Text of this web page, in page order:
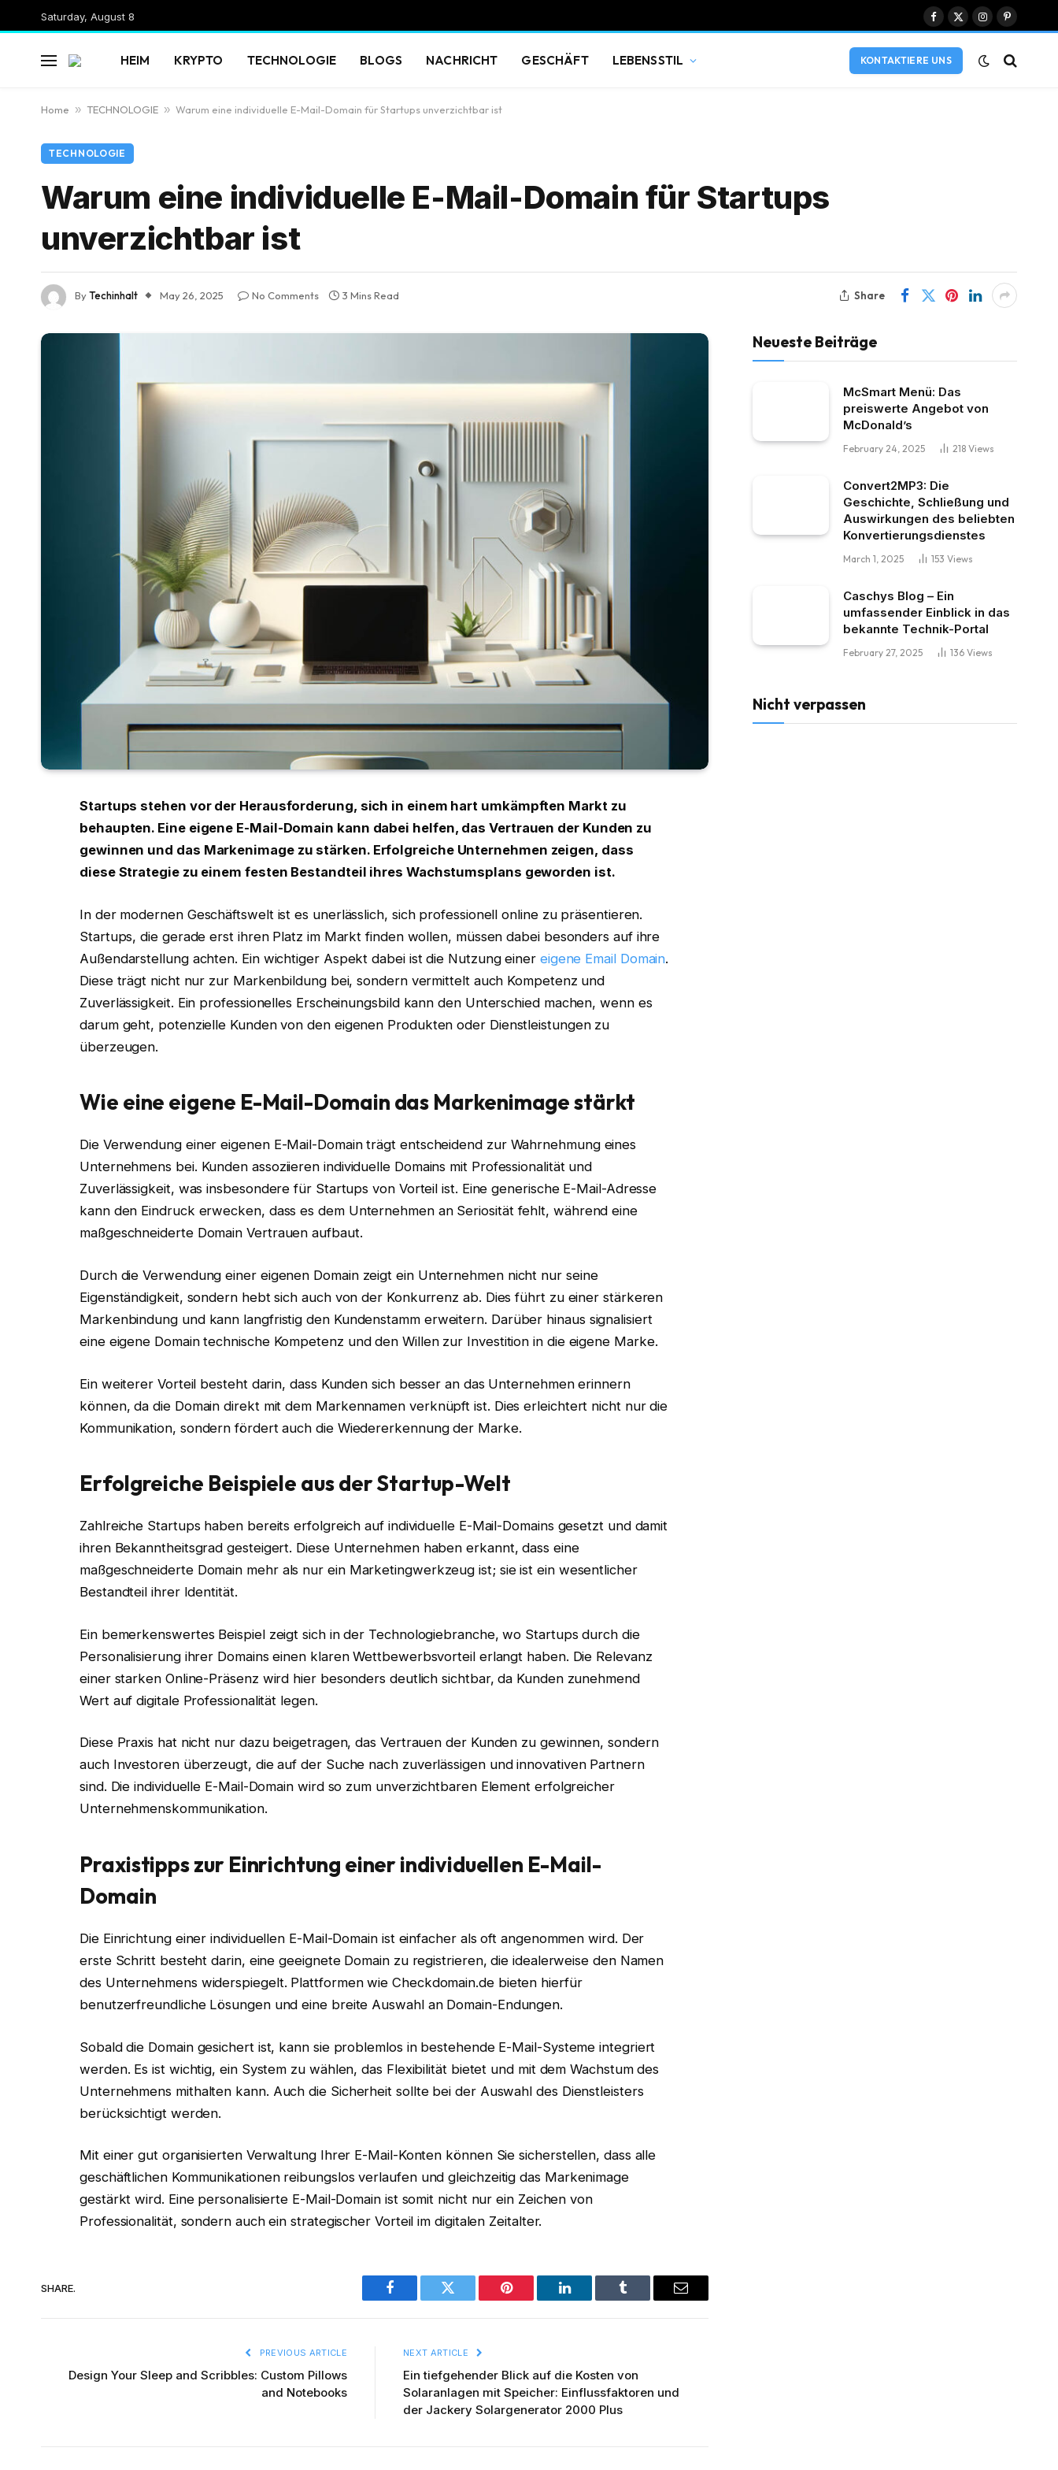
Saturday, August 8
Facebook
X
InstagramPinterest
HEIM KRYPTO TECHNOLOGIE BLOGS NACHRICHT GESCHÄFT LEBENSSTIL KONTAKTIERE UNS
Home » TECHNOLOGIE » Warum eine individuelle E-Mail-Domain für Startups unverzichtbar ist
TECHNOLOGIE
Warum eine individuelle E-Mail-Domain für Startups
unverzichtbar ist
ByTechinhalt May 26, 2025 No Comments 3 Mins Read Share
Startups stehen vor der Herausforderung, sich in einem hart umkämpften Markt zu
behaupten. Eine eigene E-Mail-Domain kann dabei helfen, das Vertrauen der Kunden zu
gewinnen und das Markenimage zu stärken. Erfolgreiche Unternehmen zeigen, dass
diese Strategie zu einem festen Bestandteil ihres Wachstumsplans geworden ist.
In der modernen Geschäftswelt ist es unerlässlich, sich professionell online zu präsentieren.
Startups, die gerade erst ihren Platz im Markt finden wollen, müssen dabei besonders auf ihre
Außendarstellung achten. Ein wichtiger Aspekt dabei ist die Nutzung einer eigene Email Domain.
Diese trägt nicht nur zur Markenbildung bei, sondern vermittelt auch Kompetenz und
Zuverlässigkeit. Ein professionelles Erscheinungsbild kann den Unterschied machen, wenn es
darum geht, potenzielle Kunden von den eigenen Produkten oder Dienstleistungen zu
überzeugen.
Wie eine eigene E-Mail-Domain das Markenimage stärkt
Die Verwendung einer eigenen E-Mail-Domain trägt entscheidend zur Wahrnehmung eines
Unternehmens bei. Kunden assoziieren individuelle Domains mit Professionalität und
Zuverlässigkeit, was insbesondere für Startups von Vorteil ist. Eine generische E-Mail-Adresse
kann den Eindruck erwecken, dass es dem Unternehmen an Seriosität fehlt, während eine
maßgeschneiderte Domain Vertrauen aufbaut.
Durch die Verwendung einer eigenen Domain zeigt ein Unternehmen nicht nur seine
Eigenständigkeit, sondern hebt sich auch von der Konkurrenz ab. Dies führt zu einer stärkeren
Markenbindung und kann langfristig den Kundenstamm erweitern. Darüber hinaus signalisiert
eine eigene Domain technische Kompetenz und den Willen zur Investition in die eigene Marke.
Ein weiterer Vorteil besteht darin, dass Kunden sich besser an das Unternehmen erinnern
können, da die Domain direkt mit dem Markennamen verknüpft ist. Dies erleichtert nicht nur die
Kommunikation, sondern fördert auch die Wiedererkennung der Marke.
Erfolgreiche Beispiele aus der Startup-Welt
Zahlreiche Startups haben bereits erfolgreich auf individuelle E-Mail-Domains gesetzt und damit
ihren Bekanntheitsgrad gesteigert. Diese Unternehmen haben erkannt, dass eine
maßgeschneiderte Domain mehr als nur ein Marketingwerkzeug ist; sie ist ein wesentlicher
Bestandteil ihrer Identität.
Ein bemerkenswertes Beispiel zeigt sich in der Technologiebranche, wo Startups durch die
Personalisierung ihrer Domains einen klaren Wettbewerbsvorteil erlangt haben. Die Relevanz
einer starken Online-Präsenz wird hier besonders deutlich sichtbar, da Kunden zunehmend
Wert auf digitale Professionalität legen.
Diese Praxis hat nicht nur dazu beigetragen, das Vertrauen der Kunden zu gewinnen, sondern
auch Investoren überzeugt, die auf der Suche nach zuverlässigen und innovativen Partnern
sind. Die individuelle E-Mail-Domain wird so zum unverzichtbaren Element erfolgreicher
Unternehmenskommunikation.
Praxistipps zur Einrichtung einer individuellen E-Mail-
Domain
Die Einrichtung einer individuellen E-Mail-Domain ist einfacher als oft angenommen wird. Der
erste Schritt besteht darin, eine geeignete Domain zu registrieren, die idealerweise den Namen
des Unternehmens widerspiegelt. Plattformen wie Checkdomain.de bieten hierfür
benutzerfreundliche Lösungen und eine breite Auswahl an Domain-Endungen.
Sobald die Domain gesichert ist, kann sie problemlos in bestehende E-Mail-Systeme integriert
werden. Es ist wichtig, ein System zu wählen, das Flexibilität bietet und mit dem Wachstum des
Unternehmens mithalten kann. Auch die Sicherheit sollte bei der Auswahl des Dienstleisters
berücksichtigt werden.
Mit einer gut organisierten Verwaltung Ihrer E-Mail-Konten können Sie sicherstellen, dass alle
geschäftlichen Kommunikationen reibungslos verlaufen und gleichzeitig das Markenimage
gestärkt wird. Eine personalisierte E-Mail-Domain ist somit nicht nur ein Zeichen von
Professionalität, sondern auch ein strategischer Vorteil im digitalen Zeitalter.
SHARE.
Facebook Twitter Pinterest LinkedIn Tumblr Email
PREVIOUS ARTICLE
Design Your Sleep and Scribbles: Custom Pillows
and Notebooks
NEXT ARTICLE
Ein tiefgehender Blick auf die Kosten von
Solaranlagen mit Speicher: Einflussfaktoren und
der Jackery Solargenerator 2000 Plus
Neueste Beiträge
McSmart Menü: Das
preiswerte Angebot von
McDonald’s
February 24, 2025 218 Views
Convert2MP3: Die
Geschichte, Schließung und
Auswirkungen des beliebten
Konvertierungsdienstes
March 1, 2025 153 Views
Caschys Blog – Ein
umfassender Einblick in das
bekannte Technik-Portal
February 27, 2025 136 Views
Nicht verpassen